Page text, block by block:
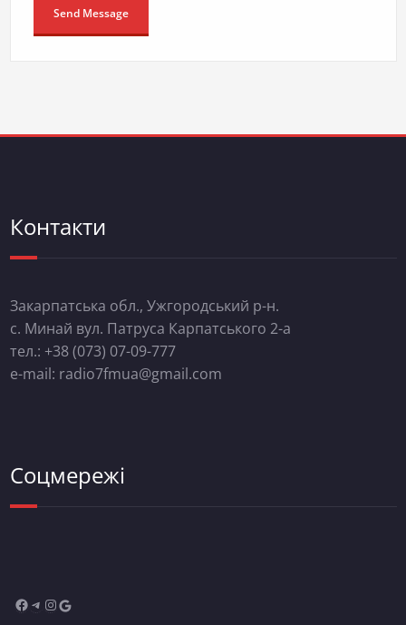
Контакти
Закарпатська обл., Ужгородський р-н.
с. Минай вул. Патруса Карпатського 2-а
тел.: +38 (073) 07-09-777
e-mail: radio7fmua@gmail.com
Соцмережі